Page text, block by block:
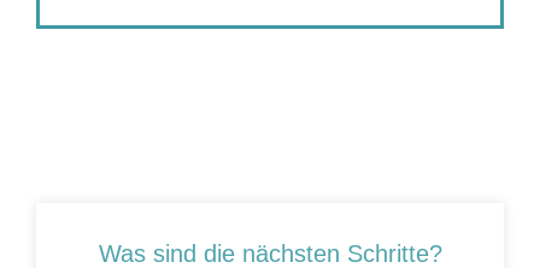
Was sind die nächsten Schritte?